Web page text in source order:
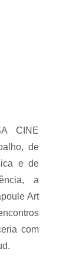
CINE
de
e de
a
Art
com